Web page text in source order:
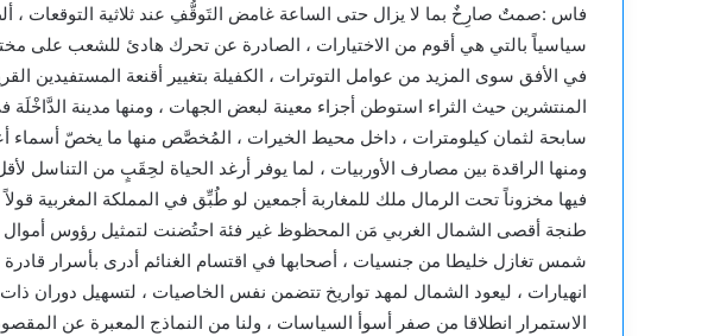
فاس :صمتٌ صارِخٌ بما لا يزال حتى الساعة غامض التَوقُّفِ عند ثلاثية التوقعات ،
سياسياً بالتي هي أقوم من الاختيارات ، الصادرة عن تحرك هادئ للشعب على
في الأفق سوى المزيد من عوامل التوترات ، الكفيلة بتغيير أقنعة المستفيدين
المنتشرين حيث الثراء استوطن أجزاء معينة لبعض الجهات ، ومنها مدينة
سابحة لثمان كيلومترات ، داخل محيط الخيرات ، المُخصَّص منها ما يخصّ أسماء
ومنها الراقدة بين مصارف الأوربيات ، لما يوفر أرغد الحياة لحِقَبٍ من التناسل
فيها مخزوناً تحت الرمال ملك للمغاربة أجمعين لو طُبِّق في المملكة المغربية قولاً
طنجة أقصى الشمال الغربي مَن المحظوظ غير فئة احتُضنت لتمثيل رؤوس أموال
شمس تغازل خليطا من جنسيات ، أصحابها في اقتسام الغنائم أدرى بأسرار
انهيارات ، ليعود الشمال لمهد تواريخ تتضمن نفس الخاصيات ، لتسهيل دوران
الاستمرار انطلاقا من صفر أسوأ السياسات ، ولنا من النماذج المعبرة عن